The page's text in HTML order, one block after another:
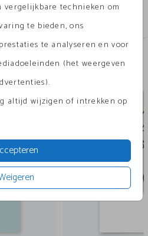
vergelijkbare technieken om
te bieden, ons
te analyseren en voor
(het weergeven
altijd wijzigen of intrekken op